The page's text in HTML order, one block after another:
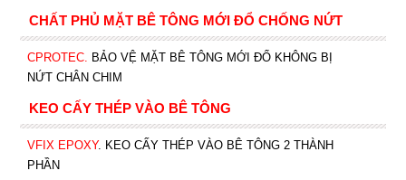
CHẤT PHỦ MẶT BÊ TÔNG MỚI ĐỔ CHỐNG NỨT
CPROTEC. BẢO VỆ MẶT BÊ TÔNG MỚI ĐỔ KHÔNG BỊ
NỨT CHÂN CHIM
KEO CẤY THÉP VÀO BÊ TÔNG
VFIX EPOXY. KEO CẤY THÉP VÀO BÊ TÔNG 2 THÀNH
PHẦN